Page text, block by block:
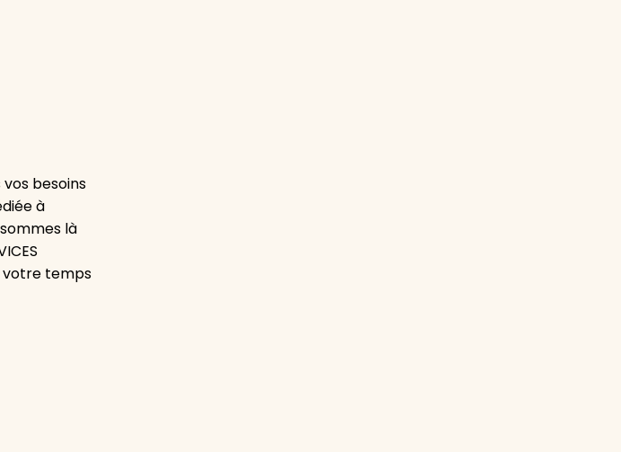
besoins
à
là
votre temps